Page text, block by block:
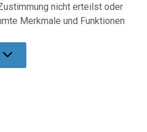
nicht erteilst oder
Merkmale und Funktionen